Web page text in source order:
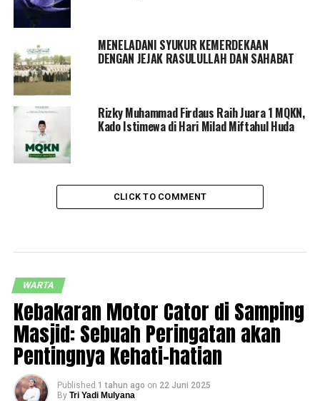
MENELADANI SYUKUR KEMERDEKAAN
DENGAN JEJAK RASULULLAH DAN SAHABAT
Rizky Muhammad Firdaus Raih Juara 1 MQKN,
Kado Istimewa di Hari Milad Miftahul Huda
CLICK TO COMMENT
WARTA
Kebakaran Motor Cator di Samping
Masjid: Sebuah Peringatan akan
Pentingnya Kehati-hatian
Published 1 tahun ago on 22 Juni 2025
By Tri Yadi Mulyana